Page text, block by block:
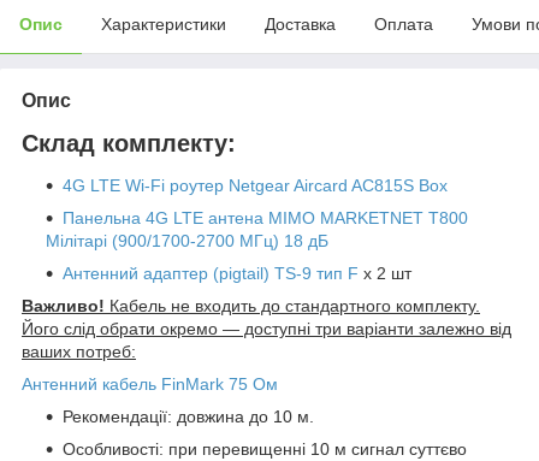
Опис Характеристики Доставка Оплата Умови
Опис
Склад комплекту:
4G LTE Wi-Fi роутер Netgear Aircard AC815S Box
Панельна 4G LTE антена MIMO MARKETNET T800
Мілітарі (900/1700-2700 МГц) 18 дБ
Антенний адаптер (pigtail) TS-9 тип F х 2 шт
Важливо! Кабель не входить до стандартного комплекту.
Його слід обрати окремо — доступні три варіанти залежно від
ваших потреб:
Антенний кабель FinMark 75 Ом
Рекомендації: довжина до 10 м.
Особливості: при перевищенні 10 м сигнал суттєво